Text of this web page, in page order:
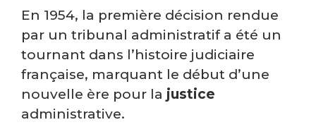
En 1954, la première décision rendue
par un tribunal administratif a été un
tournant dans l’histoire judiciaire
française, marquant le début d’une
nouvelle ère pour la justice
administrative.